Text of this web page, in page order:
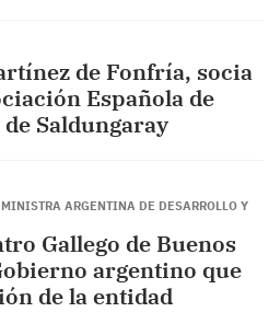
de Fonfría, socia
Española de
Saldungaray
ARGENTINA DE DESARROLLO Y
Gallego de Buenos
argentino que
de la entidad